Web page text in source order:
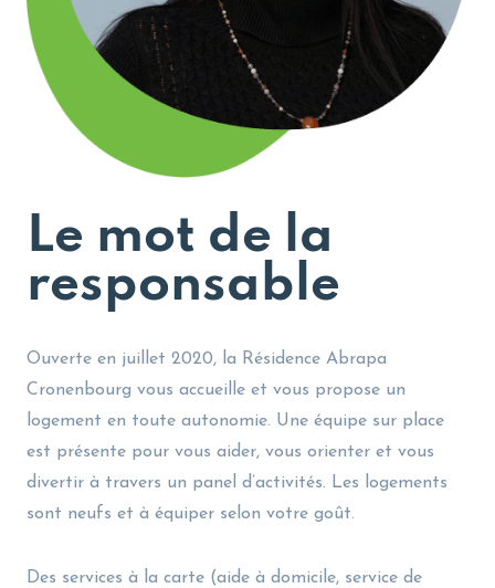
Le mot de la
responsable
Ouverte en juillet 2020, la Résidence Abrapa
Cronenbourg vous accueille et vous propose un
logement en toute autonomie. Une équipe sur place
est présente pour vous aider, vous orienter et vous
divertir à travers un panel d’activités. Les logements
sont neufs et à équiper selon votre goût.
Des services à la carte (aide à domicile, service de